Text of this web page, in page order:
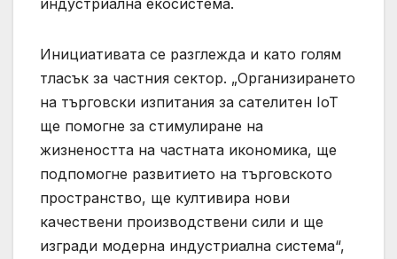
Инициативата се разглежда и като голям
тласък за частния сектор. „Организирането
на търговски изпитания за сателитен IoT
ще помогне за стимулиране на
жизнеността на частната икономика, ще
подпомогне развитието на търговското
пространство, ще култивира нови
качествени производствени сили и ще
изгради модерна индустриална система“,